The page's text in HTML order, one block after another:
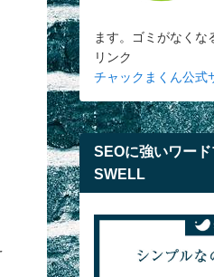
ます。ゴミがなくな
リンク
チャックまくん公式
SEOに強いワー
SWELL